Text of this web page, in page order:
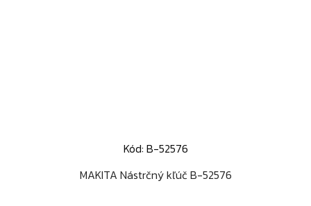
Kód: B-52576
MAKITA Nástrčný kľúč B-52576